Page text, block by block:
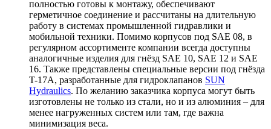
полностью готовы к монтажу, обеспечивают
герметичное соединение и рассчитаны на длительную
работу в системах промышленной гидравлики и
мобильной техники. Помимо корпусов под SAE 08, в
регулярном ассортименте компании всегда доступны
аналогичные изделия для гнёзд SAE 10, SAE 12 и SAE
16. Также представлены специальные версии под гнёзда
T-17A, разработанные для гидроклапанов SUN
Hydraulics. По желанию заказчика корпуса могут быть
изготовлены не только из стали, но и из алюминия – для
менее нагруженных систем или там, где важна
минимизация веса.